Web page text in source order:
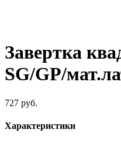
Завертка
SG/GР/
727 руб.
Характеристики